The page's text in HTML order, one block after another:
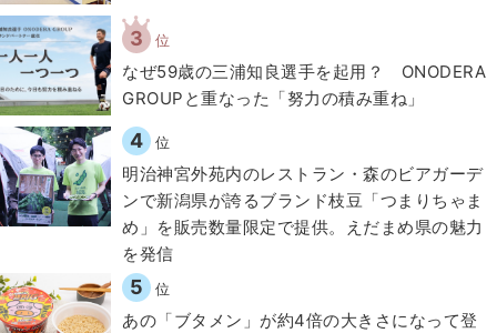
3 位
なぜ59歳の三浦知良選手を起用？ ONODERA
GROUPと重なった「努力の積み重ね」
4 位
明治神宮外苑内のレストラン・森のビアガーデ
ンで新潟県が誇るブランド枝豆「つまりちゃま
め」を販売数量限定で提供。えだまめ県の魅力
を発信
5 位
あの「ブタメン」が約4倍の大きさになって登